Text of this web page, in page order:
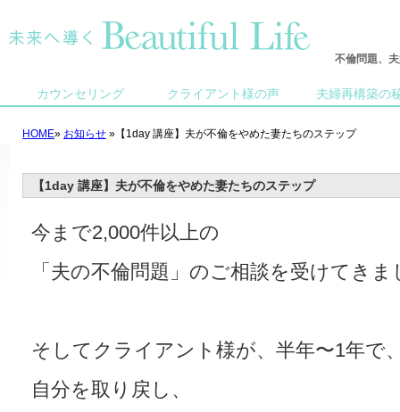
不倫問題、
カウンセリング クライアント様の声 夫婦再構築の
HOME» お知らせ »【1day 講座】夫が不倫をやめた妻たちのステップ
【1day 講座】夫が不倫をやめた妻たちのステップ
今まで2,000件以上の
「夫の不倫問題」のご相談を受けてきま
そしてクライアント様が、 半年〜1年で
自分を取り戻し、